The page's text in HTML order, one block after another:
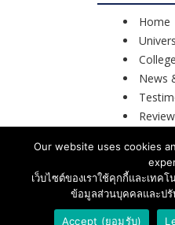
Home
News
©2026 BRIT
All
Our website uses cookies
เว็บไซต์ของเราใช้คุกกี้และเทค
ข้อมูลส่วนบุคคลและปรั
Accept (ยอมรับ)